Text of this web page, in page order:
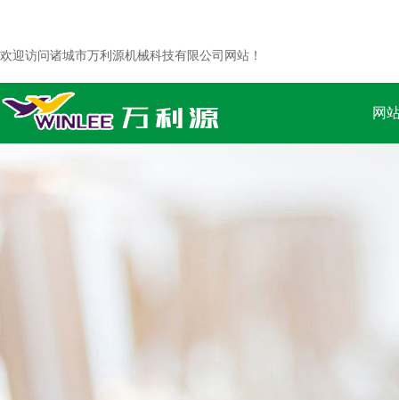
欢迎访问诸城市万利源机械科技有限公司网站！
网